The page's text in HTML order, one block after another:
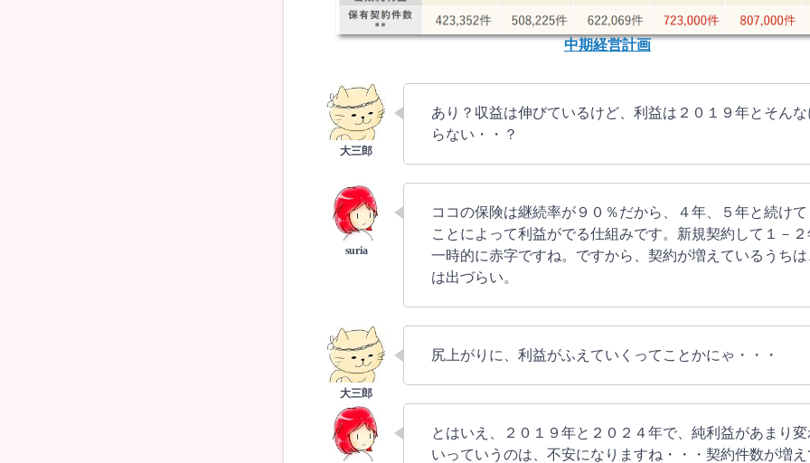
中期経営計画
あり？収益は伸びているけど、利益は２０１９年とそん
らない・・？
ココの保険は継続率が９０％だから、４年、５年と続け
ことによって利益がでる仕組みです。新規契約して１－
一時的に赤字ですね。ですから、契約が増えているうち
は出づらい。
尻上がりに、利益がふえていくってことかにゃ・・・
とはいえ、２０１９年と２０２４年で、純利益があまり
いっていうのは、不安になりますね・・・契約件数が増